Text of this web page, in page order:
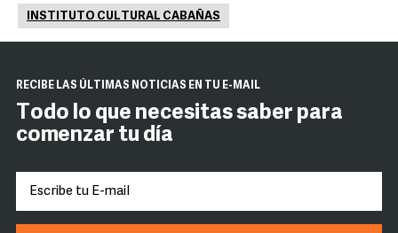
INSTITUTO CULTURAL CABAÑAS
RECIBE LAS ÚLTIMAS NOTICIAS EN TU E-MAIL
Todo lo que necesitas saber para
comenzar tu día